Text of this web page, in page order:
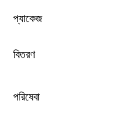
প্যাকেজ
বিতরণ
পরিষেবা